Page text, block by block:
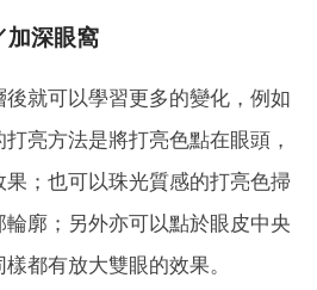
加深眼窩
就可以學習更多的變化，例如
亮方法是將打亮色點在眼頭，
；也可以珠光質感的打亮色掃
廓；另外亦可以點於眼皮中央
都有放大雙眼的效果。